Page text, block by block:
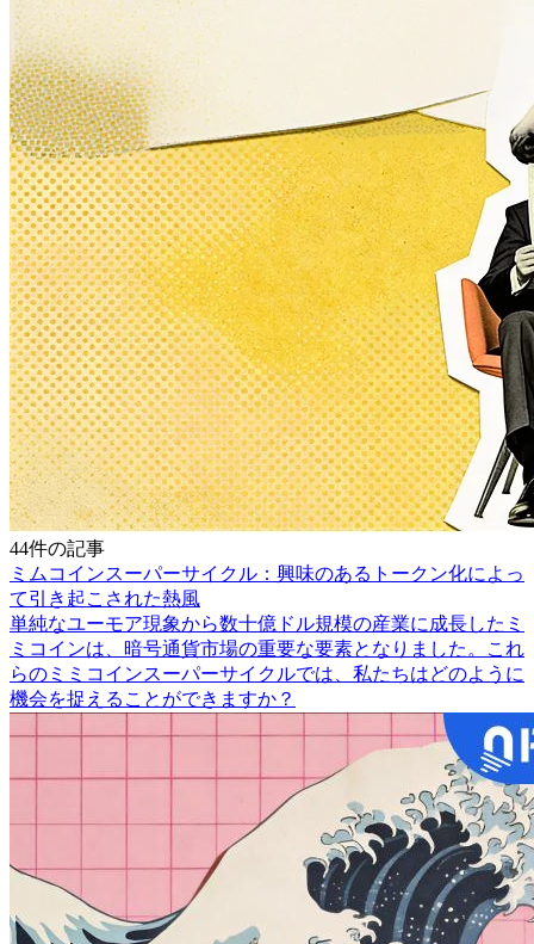
44件の記事
ミムコインスーパーサイクル：興味のあるトークン化によっ
て引き起こされた熱風
単純なユーモア現象から数十億ドル規模の産業に成長したミ
ミコインは、暗号通貨市場の重要な要素となりました。これ
らのミミコインスーパーサイクルでは、私たちはどのように
機会を捉えることができますか？